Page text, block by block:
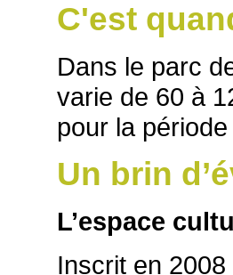
C'est
Dans le parc
varie de 60 à
pour la
Un brin
L’espace
Inscrit en